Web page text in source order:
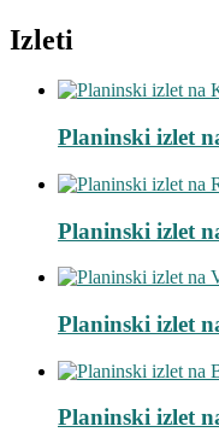
Izleti
Planinski izlet
Planinski izlet
Planinski izlet
Planinski izlet